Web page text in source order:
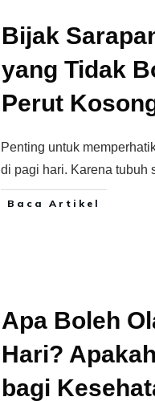
Bijak
yang Tidak
Perut
Penting untuk
di pagi hari. Karena tubuh
Baca Artikel
Apa Boleh
Hari?
bagi